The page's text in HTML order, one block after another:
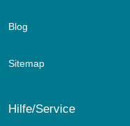
Blog
Sitemap
Hilfe/Service